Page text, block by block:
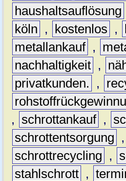
haushaltsauflösung
köln
, kostenlos ,
metallankauf ,
nachhaltigkeit ,
privatkunden.
,
,
schrottankauf ,
schrottentsorgung
,
schrottrecycling
,
stahlschrott ,